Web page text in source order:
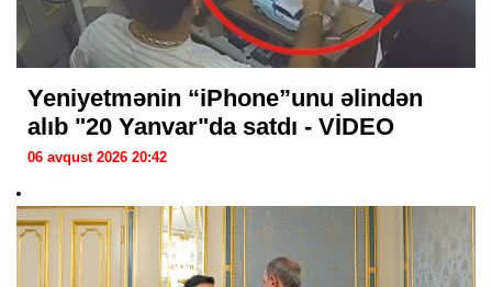
Yeniyetmənin “iPhone”unu əlindən
alıb "20 Yanvar"da satdı - VİDEO
06 avqust 2026 20:42